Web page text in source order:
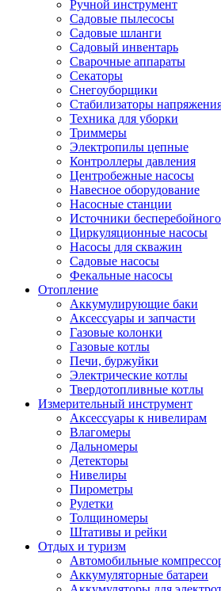
Ручной инструмент
Садовые пылесосы
Садовые шланги
Садовый инвентарь
Сварочные аппараты
Секаторы
Снегоуборщики
Стабилизаторы
Техника для уборки
Триммеры
Электропилы цепные
Контроллеры давления
Центробежные насосы
Навесное оборудование
Насосные станции
Источники
Циркуляционные насосы
Насосы для скважин
Садовые насосы
Фекальные насосы
Отопление
Аккумулирующие баки
Аксессуары и запчасти
Газовые колонки
Газовые котлы
Печи, буржуйки
Электрические котлы
Твердотопливные котлы
Измерительный инструмент
Аксессуары к нивелирам
Влагомеры
Дальномеры
Детекторы
Нивелиры
Пирометры
Рулетки
Толщиномеры
Штативы и рейки
Отдых и туризм
Автомобильные
Аккумуляторные батареи